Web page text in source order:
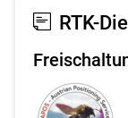
RTK-